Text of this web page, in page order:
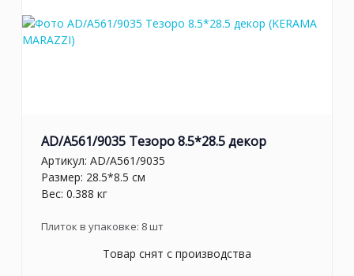
AD/A561/9035 Тезоро 8.5*28.5 декор
Артикул: AD/A561/9035
Размер: 28.5*8.5 см
Вес: 0.388 кг
Плиток в упаковке: 8шт
Товар снят с производства